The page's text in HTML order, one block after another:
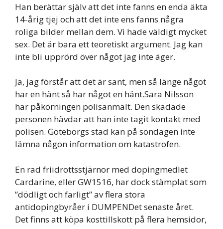
Han berättar själv att det inte fanns en enda äkta
14-årig tjej och att det inte ens fanns några
roliga bilder mellan dem. Vi hade väldigt mycket
sex. Det är bara ett teoretiskt argument. Jag kan
inte bli upprörd över något jag inte äger.
Ja, jag förstår att det är sant, men så länge något
har en hänt så har något en hänt.Sara Nilsson
har påkörningen polisanmält. Den skadade
personen hävdar att han inte tagit kontakt med
polisen. Göteborgs stad kan på söndagen inte
lämna någon information om katastrofen.
En rad friidrottsstjärnor med dopingmedlet
Cardarine, eller GW1516, har dock stämplat som
”dödligt och farligt” av flera stora
antidopingbyråer i DUMPENDet senaste året.
Det finns att köpa kosttillskott på flera hemsidor,